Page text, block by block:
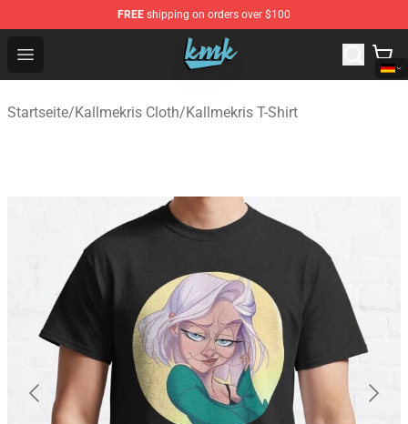
FREE shipping on orders over $100
Open menu
KallMeKris Store - Official KallMeKris Merchandise Shop
Startseite/Kallmekris Cloth/Kallmekris T-Shirt